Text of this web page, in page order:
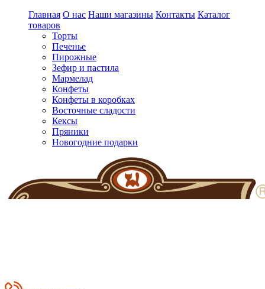
Главная О нас Наши магазины Контакты Каталог
товаров
Торты
Печенье
Пирожные
Зефир и пастила
Мармелад
Конфеты
Конфеты в коробках
Восточные сладости
Кексы
Пряники
Новогодние подарки